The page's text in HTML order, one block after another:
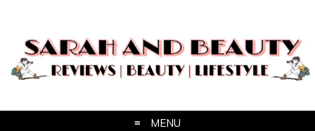
MENU